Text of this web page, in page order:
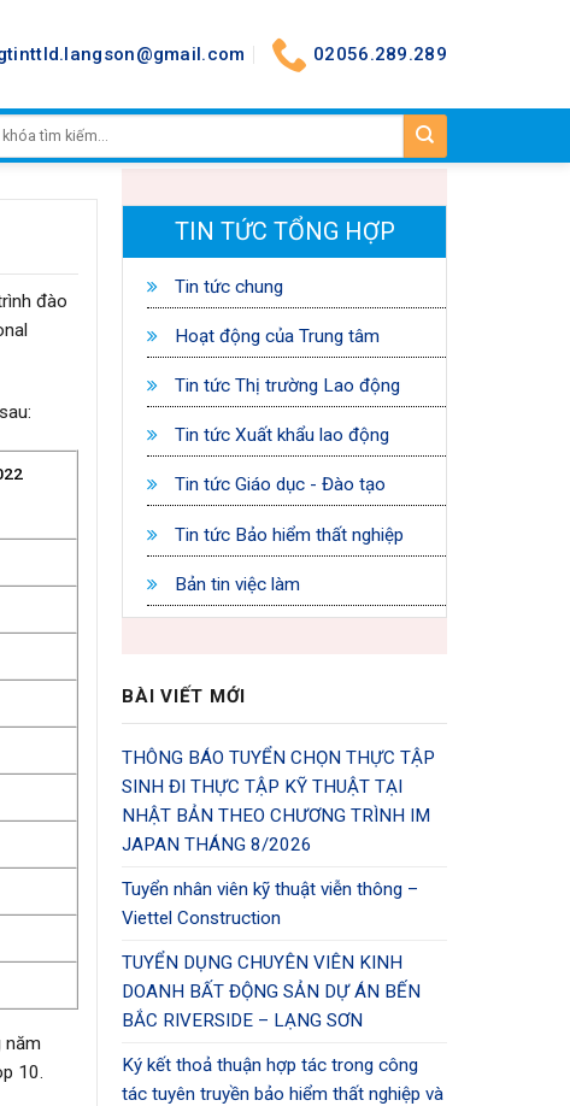
02056.289.289
đào
năm
10.
TIN TỨC TỔNG HỢP
Tin tức chung
Hoạt động của Trung tâm
Tin tức Thị trường Lao động
Tin tức Xuất khẩu lao động
Tin tức Giáo dục - Đào tạo
Tin tức Bảo hiểm thất nghiệp
Bản tin việc làm
BÀI VIẾT MỚI
THÔNG BÁO TUYỂN CHỌN THỰC TẬP
SINH ĐI THỰC TẬP KỸ THUẬT TẠI
NHẬT BẢN THEO CHƯƠNG TRÌNH IM
JAPAN THÁNG 8/2026
Tuyển nhân viên kỹ thuật viễn thông –
Viettel Construction
TUYỂN DỤNG CHUYÊN VIÊN KINH
DOANH BẤT ĐỘNG SẢN DỰ ÁN BẾN
BẮC RIVERSIDE – LẠNG SƠN
Ký kết thoả thuận hợp tác trong công
tác tuyên truyền bảo hiểm thất nghiệp và